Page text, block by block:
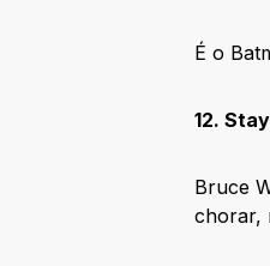
É o
12.
Bruce
chorar,